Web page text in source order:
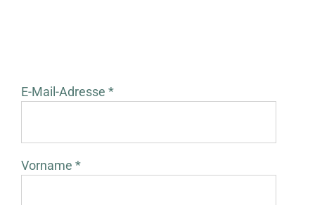
E-Mail-Adresse *
Vorname *